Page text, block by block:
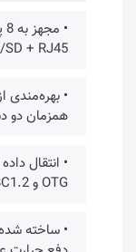
+ RJ45)
همزمان دو
OTG و BC1.2
• ساخته شده